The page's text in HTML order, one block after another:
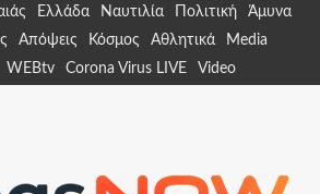
Ελλάδα Ναυτιλία Πολιτική
Άμυνα
Απόψεις Κόσμος Αθλητικά
Media
WEBtv Corona Virus LIVE Video